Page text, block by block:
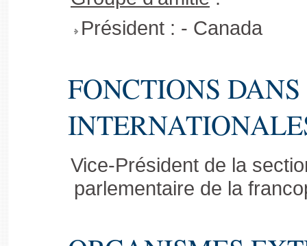
Président : - Canada
FONCTIONS
Vice-Président de la
parlementaire de la